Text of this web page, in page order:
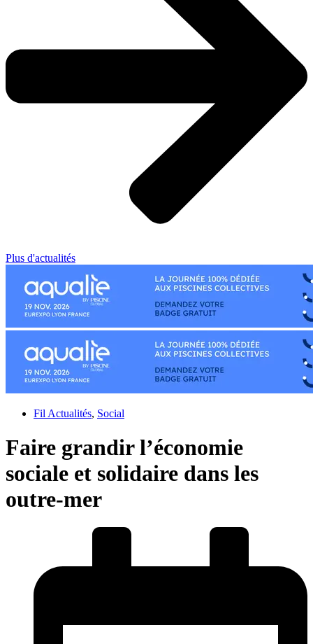
Plus d'actualités
Fil Actualités, Social
Faire grandir l’économie
sociale et solidaire dans les
outre-mer